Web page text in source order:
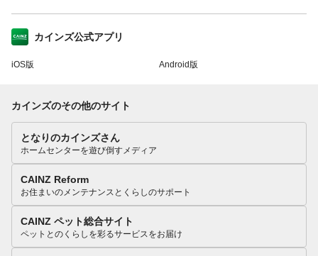
カインズ公式アプリ
iOS版 Android版
カインズのその他のサイト
となりのカインズさん
ホームセンターを遊び倒すメディア
CAINZ Reform
お住まいのメンテナンスとくらしのサポート
CAINZ ペット総合サイト
ペットとのくらしを彩るサービスをお届け